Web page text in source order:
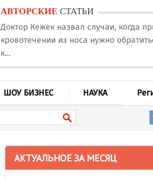
АВТОРСКИЕ СТАТЬИ
Доктор Кежек назвал случаи, когда
кровотечении из носа нужно
к…
ШОУ БИЗНЕС НАУКА
АКТУАЛЬНОЕ ЗА МЕСЯЦ